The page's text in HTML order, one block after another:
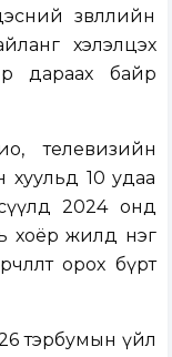
зөвлөлийн
хэлэлцэх
дараах байр
телевизийн
хуульд 10 удаа
сүүлд 2024 онд
хоёр жилд нэг
орох бүрт
тэрбумын үйл